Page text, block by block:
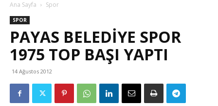
Ana Sayfa Spor
SPOR
PAYAS BELEDİYE SPOR
1975 TOP BAŞI YAPTI
14 Ağustos 2012